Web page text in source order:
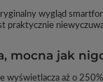
wygląd
praktycznie
mocna jak
wyświetlacza aż o